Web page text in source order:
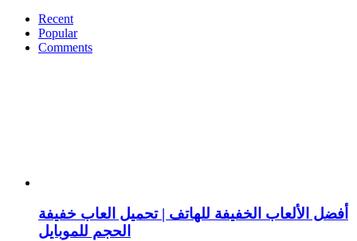
Recent
Popular
Comments
أفضل الألعاب الخفيفة للهاتف | تحميل العاب خفيفة
الحجم للموبايل